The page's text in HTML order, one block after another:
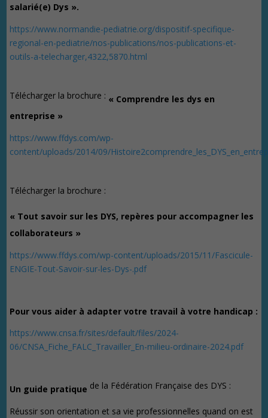
salarié(e) Dys ».
https://www.normandie-pediatrie.org/dispositif-specifique-
regional-en-pediatrie/nos-publications/nos-publications-et-
outils-a-telecharger,4322,5870.html
Télécharger la brochure : « Comprendre les dys en
entreprise »
https://www.ffdys.com/wp-
content/uploads/2014/09/
Télécharger la brochure :
« Tout savoir sur les DYS, repères pour accompagner les
collaborateurs »
https://www.ffdys.com/wp-content/uploads/2015/11/Fascicule-
ENGIE-Tout-Savoir-sur-les-Dys-.pdf
Pour vous aider à adapter votre travail à votre handicap :
https://www.cnsa.fr/sites/default/files/2024-
06/CNSA_Fiche_FALC_Travailler_En-milieu-ordinaire-2024.pdf
Un guide pratique de la Fédération Française des DYS :
Réussir son orientation et sa vie professionnelles quand on est